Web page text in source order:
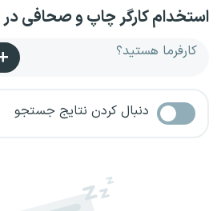
استخدام کارگر چاپ و صحافی در
کارفرما هستید؟
دنبال کردن نتایج جستجو